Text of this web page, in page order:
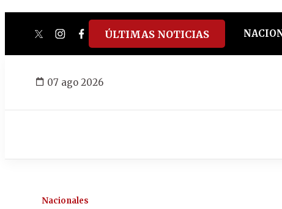
twitterinstagram
facebook
tiktokyoutube
spotify
ÚLTIMAS NOTICIAS
07 ago 2026
Nacionales